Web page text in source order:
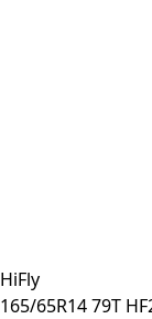
HiFly
165/65R14 79T